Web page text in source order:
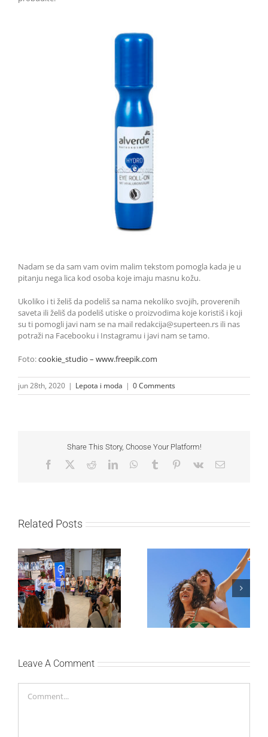
Nadam se da sam vam ovim malim tekstom pomogla kada je u
pitanju nega lica kod osoba koje imaju masnu kožu.
Ukoliko i ti želiš da podeliš sa nama nekoliko svojih, proverenih
saveta ili želiš da podeliš utiske o proizvodima koje koristiš i koji
su ti pomogli javi nam se na mail redakcija@superteen.rs ili nas
potraži na Facebooku i Instagramu i javi nam se tamo.
Foto:cookie_studio – www.freepik.com
jun 28th, 2020 | Lepota i moda | 0 Comments
Share This Story, Choose Your Platform!
Facebook RedditLinkedInWhatsApp
Tumblr Pinterest
Vk Email
Related Posts
Lilly Drogerie proslavile
10. online rođendan,
uručile automobil
Citroën C3 i najavile
saradnju sa
šampionkom Andreom
Leto menja naše navike
– vreme je da
promenite i beauty
rutinu
Leave A Comment